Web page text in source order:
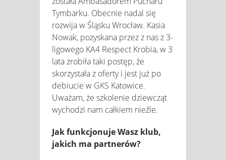
Tymbarku. Obecnie nadal się
rozwija w Śląsku Wrocław. Kasia
Nowak, pozyskana przez z nas z 3-
ligowego KA4 Respect Krobia, w 3
lata zrobiła taki postęp, że
skorzystała z oferty i jest już po
debiucie w GKS Katowice.
Uważam, że szkolenie dziewcząt
wychodzi nam całkiem nieźle.
Jak funkcjonuje Wasz klub,
jakich ma partnerów?